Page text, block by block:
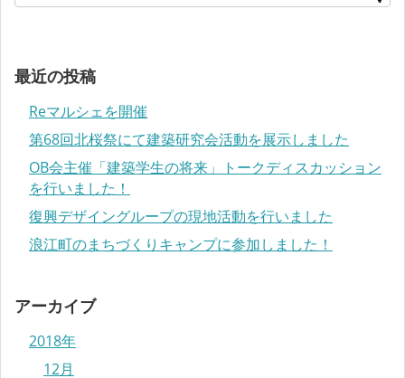
最近の投稿
Reマルシェを開催
第68回北桜祭にて建築研究会活動を展示しました
OB会主催「建築学生の将来」トークディスカッション
を行いました！
復興デザイングループの現地活動を行いました
浪江町のまちづくりキャンプに参加しました！
アーカイブ
2018年
12月